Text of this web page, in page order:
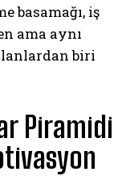
basamağı, iş
ama aynı
biri
Piramidi